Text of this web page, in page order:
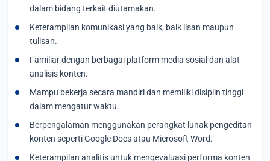
dalam bidang terkait diutamakan.
Keterampilan komunikasi yang baik, baik lisan maupun
tulisan.
Familiar dengan berbagai platform media sosial dan alat
analisis konten.
Mampu bekerja secara mandiri dan memiliki disiplin tinggi
dalam mengatur waktu.
Berpengalaman menggunakan perangkat lunak pengeditan
konten seperti Google Docs atau Microsoft Word.
Keterampilan analitis untuk mengevaluasi performa konten